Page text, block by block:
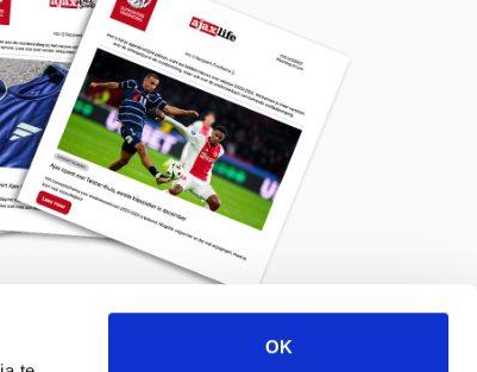
OK
Meld je aan voor de nieuwsbrief